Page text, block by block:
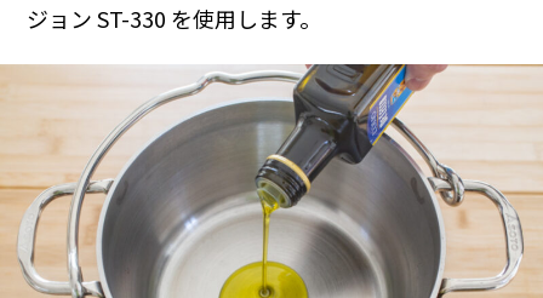
ジョン ST-330 を使用します。